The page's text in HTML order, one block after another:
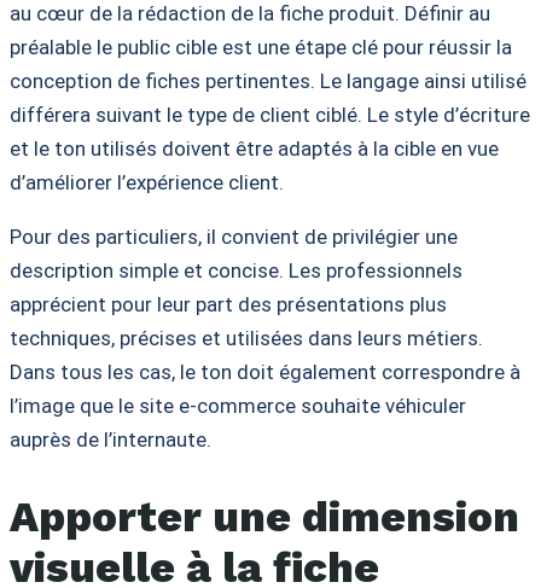
au cœur de la rédaction de la fiche produit. Définir au
préalable le public cible est une étape clé pour réussir la
conception de fiches pertinentes. Le langage ainsi utilisé
différera suivant le type de client ciblé. Le style d’écriture
et le ton utilisés doivent être adaptés à la cible en vue
d’améliorer l’expérience client.
Pour des particuliers, il convient de privilégier une
description simple et concise. Les professionnels
apprécient pour leur part des présentations plus
techniques, précises et utilisées dans leurs métiers.
Dans tous les cas, le ton doit également correspondre à
l’image que le site e-commerce souhaite véhiculer
auprès de l’internaute.
Apporter une dimension
visuelle à la fiche